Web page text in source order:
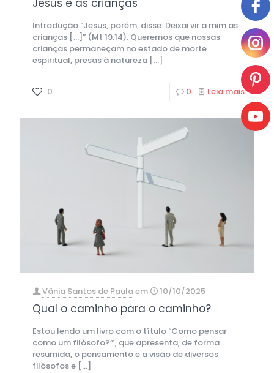
Introdução “Jesus, porém, disse: Deixai vir a mim as
crianças […]” (Mt 19.14). Queremos que nossas
crianças permaneçam no estado de morte
espiritual, presas à natureza […]
0 0 Leia mais
Vânia Santos de Paulaem 10/10/2025
Qual o caminho para o caminho?
Estou lendo um livro com o título “Como pensar
como um filósofo?”¹, que apresenta, de forma
resumida, o pensamento e a visão de diversos
filósofos e […]